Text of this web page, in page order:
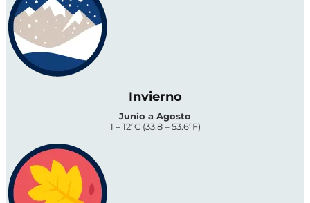
Invierno
Junio a Agosto
1 – 12°C (33.8 – 53.6°F)